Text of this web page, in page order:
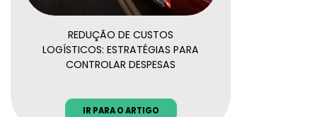
REDUÇÃO DE CUSTOS
LOGÍSTICOS: ESTRATÉGIAS PARA
CONTROLAR DESPESAS
IR PARA O ARTIGO